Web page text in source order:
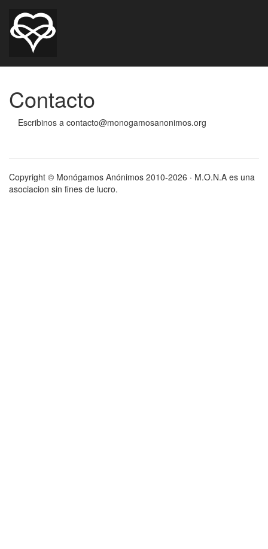
Contacto
Escribinos a contacto@monogamosanonimos.org
Copyright © Monógamos Anónimos 2010-2026 · M.O.N.A es una
asociacion sin fines de lucro.